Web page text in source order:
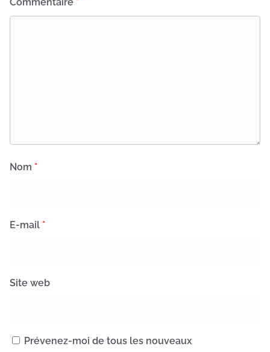
Nom *
E-mail *
Site web
Prévenez-moi de tous les nouveaux